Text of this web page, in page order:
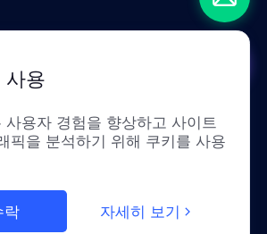
사용
사용자 경험을 향상하고 사이트
픽을 분석하기 위해 쿠키를 사용
락 자세히 보기
한국인
해해 주셔서 정말 감사합니다!